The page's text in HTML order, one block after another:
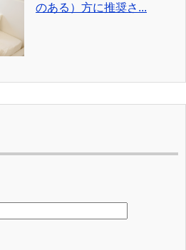
のある）方に推奨さ...